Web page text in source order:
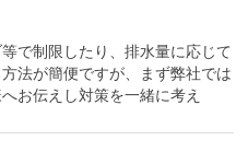
で制限したり、排水量に応じて
法が簡便ですが、まず弊社では
お伝えし対策を一緒に考え